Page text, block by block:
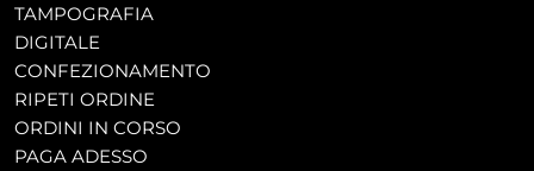
TAMPOGRAFIA
DIGITALE
CONFEZIONAMENTO
RIPETI ORDINE
ORDINI IN CORSO
PAGA ADESSO